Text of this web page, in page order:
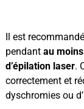
Il est
pendant au
d’épilation laser.
correctement et
dyschromies ou